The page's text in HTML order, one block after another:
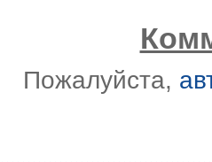
Пожалуйста,